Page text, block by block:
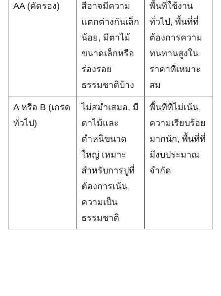
AA (คัดรอง)
สีอาจมีความ
แตกต่างกันเล็ก
น้อย, มีตาไม้
ขนาดเล็กหรือ
ร่องรอย
ธรรมชาติบ้าง
พื้นที่ใช้งาน
ทั่วไป, พื้นที่ที่
ต้องการความ
ทนทานสูงใน
ราคาที่เหมาะ
สม
A หรือ B (เกรด
ทั่วไป)
ไม่สม่ำเสมอ, มี
ตาไม้และ
ตำหนิขนาด
ใหญ่ เหมาะ
สำหรับการปูที่
ต้องการเน้น
ความเป็น
ธรรมชาติ
พื้นที่ที่ไม่เน้น
ความเรียบร้อย
มากนัก, พื้นที่ที่
มีงบประมาณ
จำกัด